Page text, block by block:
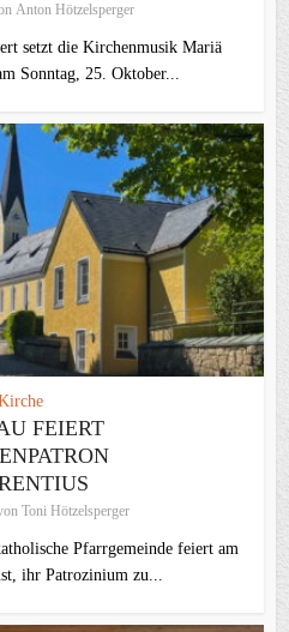
Anton Hötzelsperger
setzt die Kirchenmusik Mariä
Sonntag, 25. Oktober...
FEIERT
Toni Hötzelsperger
Pfarrgemeinde feiert am
ihr Patrozinium zu...